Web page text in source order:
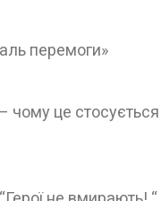
перемоги»
чому це стосується